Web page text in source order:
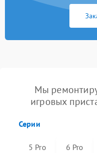
Мы
игровых
Серии
5 Pro 6 Pro